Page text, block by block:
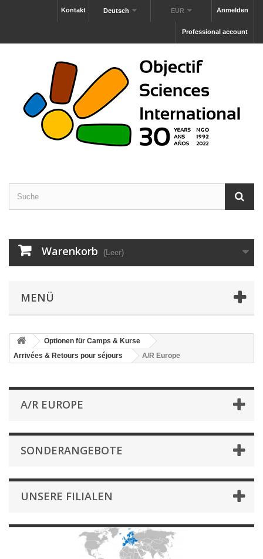
Anmelden
EUR
Deutsch
Kontakt
Professional account
Warenkorb (Leer)
MENÜ
Optionen für Camps & Kurse
Arrivées & Retours pour séjours
A/R Europe
A/R EUROPE
SONDERANGEBOTE
UNSERE FILIALEN